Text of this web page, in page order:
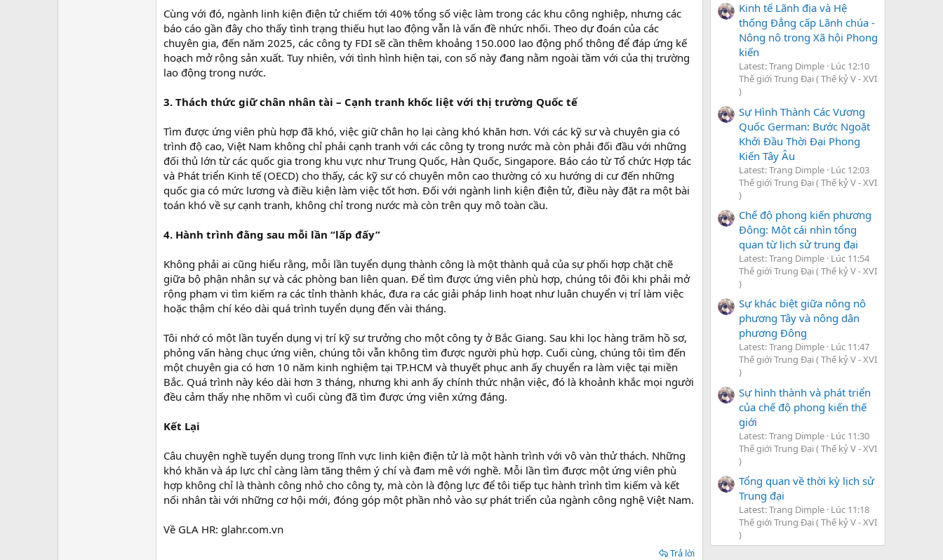
Cùng với đó, ngành linh kiện điện tử chiếm tới 40% tổng số việc làm trong các khu công nghiệp, nhưng các
báo cáo gần đây cho thấy tình trạng thiếu hụt lao động vẫn là vấn đề nhức nhối. Theo dự đoán của các
chuyên gia, đến năm 2025, các công ty FDI sẽ cần thêm khoảng 150.000 lao động phổ thông để đáp ứng kế
hoạch mở rộng sản xuất. Tuy nhiên, với tình hình hiện tại, con số này đang nằm ngoài tầm với của thị trường
lao động trong nước.
3. Thách thức giữ chân nhân tài – Cạnh tranh khốc liệt với thị trường Quốc tế
Tìm được ứng viên phù hợp đã khó, việc giữ chân họ lại càng khó khăn hơn. Với các kỹ sư và chuyên gia có
trình độ cao, Việt Nam không chỉ phải cạnh tranh với các công ty trong nước mà còn phải đối đầu với những
đối thủ lớn từ các quốc gia trong khu vực như Trung Quốc, Hàn Quốc, Singapore. Báo cáo từ Tổ chức Hợp tác
và Phát triển Kinh tế (OECD) cho thấy, các kỹ sư có chuyên môn cao thường có xu hướng di cư đến những
quốc gia có mức lương và điều kiện làm việc tốt hơn. Đối với ngành linh kiện điện tử, điều này đặt ra một bài
toán khó về sự cạnh tranh, không chỉ trong nước mà còn trên quy mô toàn cầu.
4. Hành trình đằng sau mỗi lần “lấp đấy”
Không phải ai cũng hiểu rằng, mỗi lần tuyển dụng thành công là một thành quả của sự phối hợp chặt chẽ
giữa bộ phận nhân sự và các phòng ban liên quan. Để tìm được ứng viên phù hợp, chúng tôi đôi khi phải mở
rộng phạm vi tìm kiếm ra các tỉnh thành khác, đưa ra các giải pháp linh hoạt như luân chuyển vị trí làm việc
hoặc thậm chí kéo dài quá trình tuyển dụng đến vài tháng.
Tôi nhớ có một lần tuyển dụng vị trí kỹ sư trưởng cho một công ty ở Bắc Giang. Sau khi lọc hàng trăm hồ sơ,
phỏng vấn hàng chục ứng viên, chúng tôi vẫn không tìm được người phù hợp. Cuối cùng, chúng tôi tìm đến
một chuyên gia có hơn 10 năm kinh nghiệm tại TP.HCM và thuyết phục anh ấy chuyển ra làm việc tại miền
Bắc. Quá trình này kéo dài hơn 3 tháng, nhưng khi anh ấy chính thức nhận việc, đó là khoảnh khắc mọi người
đều cảm thấy nhẹ nhõm vì cuối cùng đã tìm được ứng viên xứng đáng.
Kết Lại
Câu chuyện nghề tuyển dụng trong lĩnh vực linh kiện điện tử là một hành trình với vô vàn thử thách. Những
khó khăn và áp lực chỉ càng làm tăng thêm ý chí và đam mê với nghề. Mỗi lần tìm được một ứng viên phù
hợp không chỉ là thành công nhỏ cho công ty, mà còn là động lực để tôi tiếp tục hành trình tìm kiếm và kết
nối nhân tài với những cơ hội mới, đóng góp một phần nhỏ vào sự phát triển của ngành công nghệ Việt Nam.
Về GLA HR: glahr.com.vn
Trả lời
Kinh tế Lãnh địa và Hệ
thống Đẳng cấp Lãnh chúa -
Nông nô trong Xã hội Phong
kiến
Latest: Trang Dimple Lúc 12:10
Thế giới Trung Đại ( Thế kỷ V - XVI
)
Sự Hình Thành Các Vương
Quốc German: Bước Ngoặt
Khởi Đầu Thời Đại Phong
Kiến Tây Âu
Latest: Trang Dimple Lúc 12:03
Thế giới Trung Đại ( Thế kỷ V - XVI
)
Chế độ phong kiến phương
Đông: Một cái nhìn tổng
quan từ lịch sử trung đại
Latest: Trang Dimple Lúc 11:54
Thế giới Trung Đại ( Thế kỷ V - XVI
)
Sự khác biệt giữa nông nô
phương Tây và nông dân
phương Đông
Latest: Trang Dimple Lúc 11:47
Thế giới Trung Đại ( Thế kỷ V - XVI
)
Sự hình thành và phát triển
của chế độ phong kiến thế
giới
Latest: Trang Dimple Lúc 11:30
Thế giới Trung Đại ( Thế kỷ V - XVI
)
Tổng quan về thời kỳ lịch sử
Trung đại
Latest: Trang Dimple Lúc 11:18
Thế giới Trung Đại ( Thế kỷ V - XVI
)